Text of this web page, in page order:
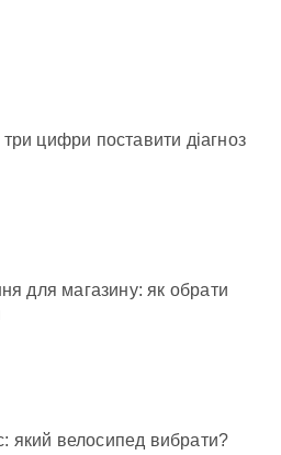
цифри поставити діагноз
для магазину: як обрати
який велосипед вибрати?